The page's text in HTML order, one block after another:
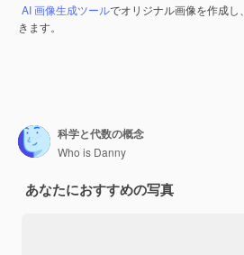
AI 画像生成ツールでオリジナル画像を作成し、
きます。
科学と代数の概念
Who is Danny
あなたにおすすめの写真